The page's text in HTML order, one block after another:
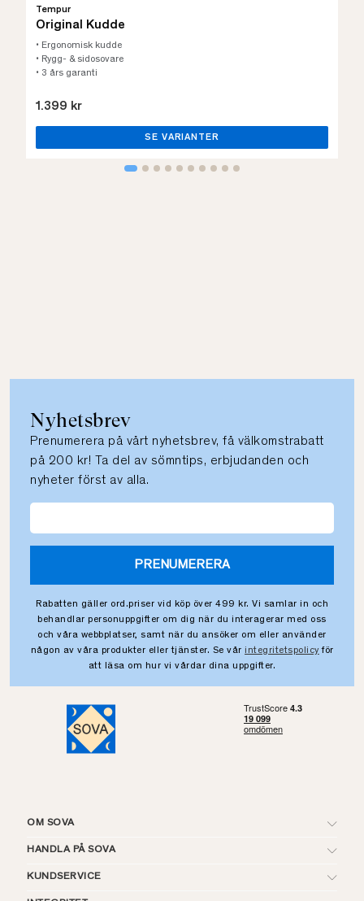
Tempur
Original Kudde
• Ergonomisk kudde
• Rygg- & sidosovare
• 3 års garanti
1.399 kr
SE VARIANTER
Nyhetsbrev
Prenumerera på vårt nyhetsbrev, få välkomstrabatt
på 200 kr! Ta del av sömntips, erbjudanden och
nyheter först av alla.
PRENUMERERA
Rabatten gäller ord.priser vid köp över 499 kr. Vi samlar in och
behandlar personuppgifter om dig när du interagerar med oss
och våra webbplatser, samt när du ansöker om eller använder
någon av våra produkter eller tjänster. Se vår integritetspolicy för
att läsa om hur vi vårdar dina uppgifter.
OM SOVA
HANDLA PÅ SOVA
KUNDSERVICE